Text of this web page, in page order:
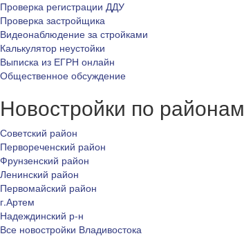
Проверка регистрации ДДУ
Проверка застройщика
Видеонаблюдение за стройками
Калькулятор неустойки
Выписка из ЕГРН онлайн
Общественное обсуждение
Новостройки по районам
Советский район
Первореченский район
Фрунзенский район
Ленинский район
Первомайский район
г.Артем
Надеждинский р-н
Все новостройки Владивостока